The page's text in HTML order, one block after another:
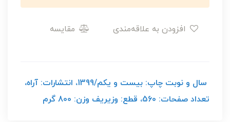
مقایسه
سال و نوبت چاپ: بیست و یکم/1399، انتشارات: آراه،
تعداد صفحات: 560، قطع: وزیریف وزن: 800 گرم